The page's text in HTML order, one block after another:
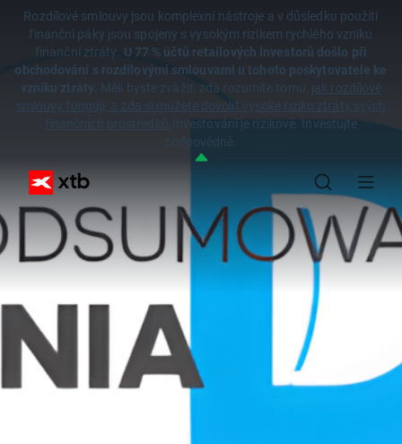
Rozdílové smlouvy jsou komplexní nástroje a v důsledku použití
finanční páky jsou spojeny s vysokým rizikem rychlého vzniku
finanční ztráty. U 77 % účtů retailových investorů došlo při
obchodování s rozdílovými smlouvami u tohoto poskytovatele ke
vzniku ztráty. Měli byste zvážit, zda rozumíte tomu, jak rozdílové
smlouvy fungují, a zda si můžete dovolit vysoké riziko ztráty svých
finančních prostředků.
Investování je rizikové. Investujte
zodpovědně.